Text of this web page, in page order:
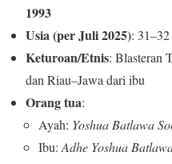
1993
Usia (per Juli 2025):
Keturoan/Etnis: Blasteran
dan Riau–Jawa dari ibu
Orang tua:
Ayah: Yoshua Batlawa
Ibu: Adhe Yoshua